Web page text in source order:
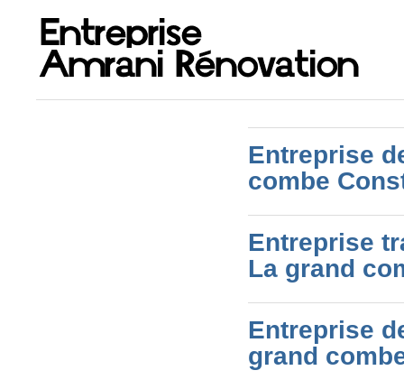
Entreprise
combe
Entreprise
La grand
Entreprise
grand